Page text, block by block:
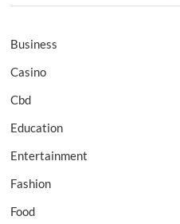
Business
Casino
Cbd
Education
Entertainment
Fashion
Food